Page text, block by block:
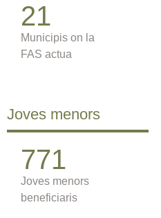
21
Municipis on la
FAS actua
Joves menors
771
Joves menors
beneficiaris